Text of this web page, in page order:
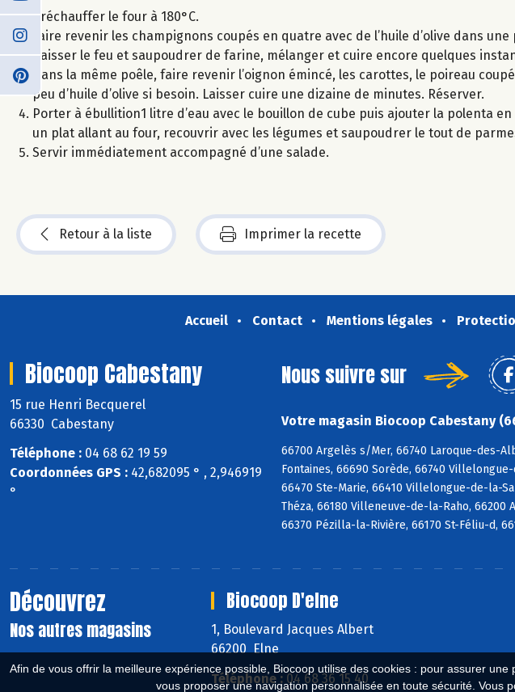
Afin de vous offrir la meilleure expérience possible, Biocoop utilise des cookies : pour assurer
vous proposer une navigation personnalisée en toute sécurité. Vous
Préchauffer le four à 180°C.
Faire revenir les champignons coupés en quatre avec de l’huile d’olive dans
baisser le feu et saupoudrer de farine, mélanger et cuire encore quelques
Dans la même poêle, faire revenir l’oignon émincé, les carottes, le poireau
peu d’huile d’olive si besoin. Laisser cuire une dizaine de minutes. Réserver.
Porter à ébullition1 litre d’eau avec le bouillon de cube puis ajouter la polenta
un plat allant au four, recouvrir avec les légumes et saupoudrer le tout de
Servir immédiatement accompagné d’une salade.
Retour à la liste Imprimer la recette
Accueil Contact Mentions légales
Biocoop Cabestany
15 rue Henri Becquerel
66330 Cabestany
Téléphone : 04 68 62 19 59
Coordonnées GPS : 42,682095 ° , 2,946919
°
Nous suivre sur
Votre magasin Biocoop Cabestany
66700 Argelès s/Mer, 66740 Laroque-des-
Fontaines, 66690 Sorède, 66740
66470 Ste-Marie, 66410 Villelongue-de-la-
Théza, 66180 Villeneuve-de-la-Raho, 66200
66370 Pézilla-la-Rivière, 66170 St-Féliu-d,
Découvrez
Nos autres magasins
Biocoop D'elne
1, Boulevard Jacques Albert
66200 Elne
Téléphone : 04 68 36 15 40